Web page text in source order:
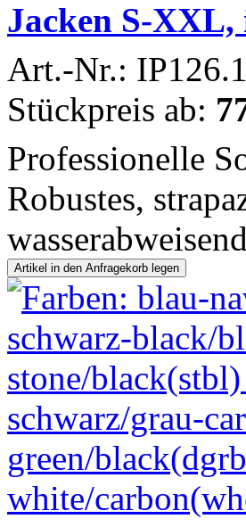
Jacken S-
Art.-Nr.:
Stückpreis ab:
Professionelle
Robustes,